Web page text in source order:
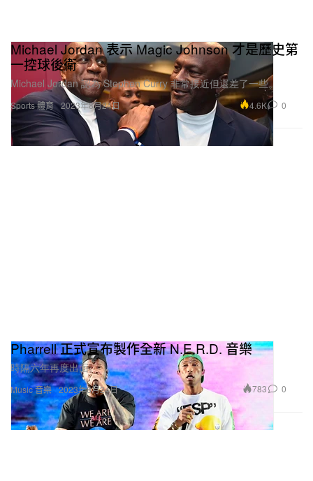
Sports 體育
Michael Jordan 表示 Magic Johnson 才是歷史第
一控球後衛
Michael Jordan 認為 Stephen Curry 非常接近但還差了一些。
2023年8月24日 4.6K 0
Music 音樂
Pharrell 正式宣布製作全新 N.E.R.D. 音樂
時隔六年再度出面。
2023年8月24日 783 0